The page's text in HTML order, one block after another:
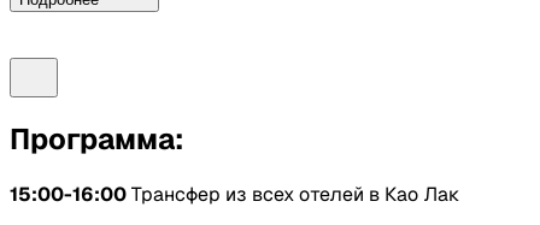
Включено:
Билеты на шоу категории Gold
Ужин (шведский стол)
Программа:
15:00-16:00Трансфер из всех отелей в Као Лак